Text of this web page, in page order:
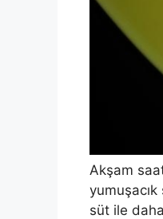
Akşam
süt ile